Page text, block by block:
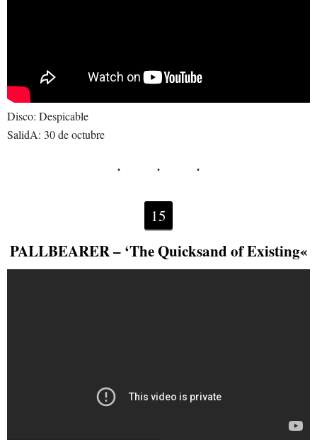
Disco: Despicable
SalidA: 30 de octubre
15
PALLBEARER – ‘The Quicksand of Existing«